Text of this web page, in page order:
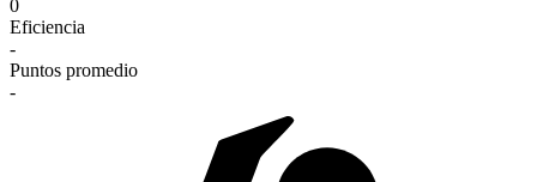
0
Eficiencia
-
Puntos promedio
-